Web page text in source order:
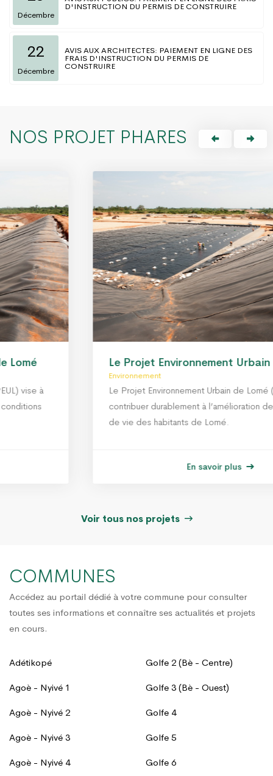
Décembre
D'INSTRUCTION DU PERMIS DE CONSTRUIRE
22
Décembre
AVIS AUX ARCHITECTES: PAIEMENT EN LIGNE DES
FRAIS D'INSTRUCTION DU PERMIS DE
CONSTRUIRE
NOS PROJET PHARES
Le Projet Environnement Urbain de Lomé
Le Projet Environnement Urbain de Lomé (PEUL) vise à
contribuer durablement à l’amélioration des conditions
de vie des habitants de Lomé.
Voir tous nos projets
COMMUNES
Accédez au portail dédié à votre commune pour consulter
toutes ses informations et connaître ses actualités et projets
en cours.
Adétikopé
Agoè - Nyivé 1
Agoè - Nyivé 2
Agoè - Nyivé 3
Agoè - Nyivé 4
Golfe 2 (Bè - Centre)
Golfe 3 (Bè - Ouest)
Golfe 4
Golfe 5
Golfe 6